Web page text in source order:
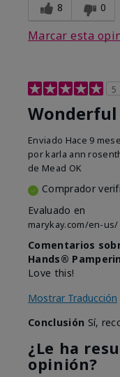
8 0
Marcar esta
5
Wonderful
Enviado Hace 9
por karla ann
de Mead OK
Comprador
Evaluado en
marykay.com/en-us/
Comentarios
Hands®
Love this!
Mostrar Traducción
Conclusión Sí,
¿Le ha
opinión?